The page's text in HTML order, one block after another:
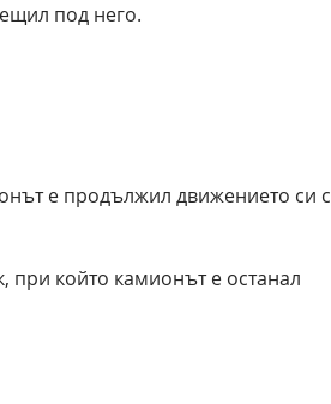
под него.
е продължил движението си с
който камионът е останал